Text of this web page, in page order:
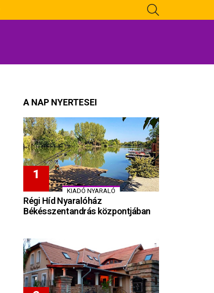
A NAP NYERTESEI
KIADÓ NYARALÓ
Régi Híd Nyaralóház
Békésszentandrás központjában